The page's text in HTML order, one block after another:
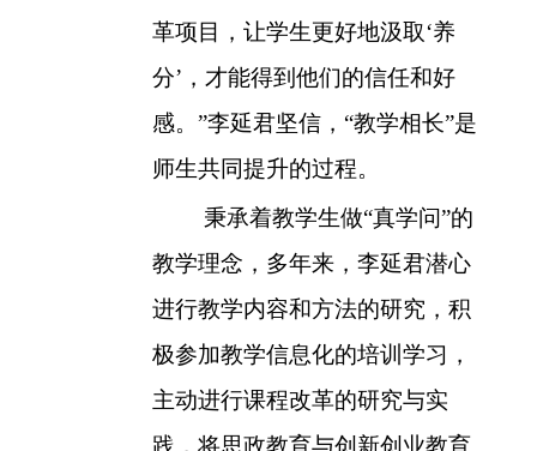
革项目，让学生更好地汲取‘养
分’，才能得到他们的信任和好
感。”李延君坚信，“教学相长”是
师生共同提升的过程。
秉承着教学生做“真学问”的
教学理念，多年来，李延君潜心
进行教学内容和方法的研究，积
极参加教学信息化的培训学习，
主动进行课程改革的研究与实
践，将思政教育与创新创业教育